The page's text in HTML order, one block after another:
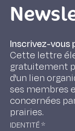
Inscrivez-vous
Cette lettre
gratuitement
d'un lien
ses membres
concernées
prairies.
IDENTITÉ*